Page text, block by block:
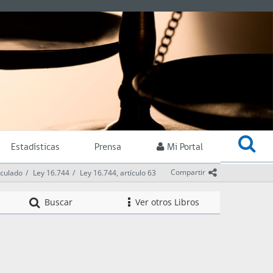
Estadísticas Prensa Mi Portal
Compartir icono
Ley 16.744 Ley 16.744, artículo 63
Buscar icono
Ver otros LibrosArticulado